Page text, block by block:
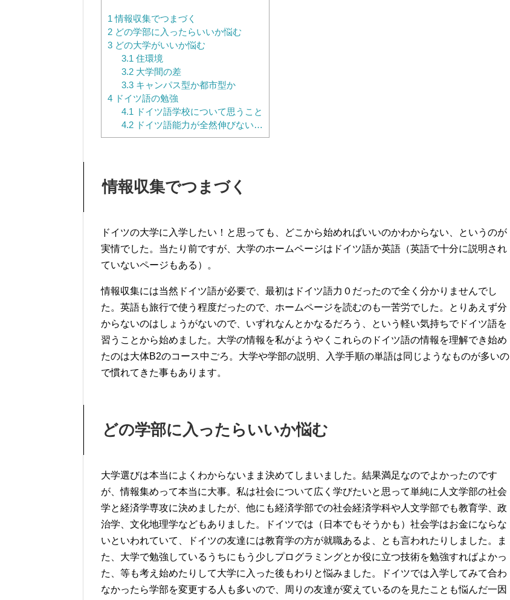
1 情報収集でつまづく
2 どの学部に入ったらいいか悩む
3 どの大学がいいか悩む
3.1 住環境
3.2大学間の差
3.3キャンパス型か都市型か
4 ドイツ語の勉強
4.1 ドイツ語学校について思うこと
4.2ドイツ語能力が全然伸びない…
情報収集でつまづく
ドイツの大学に入学したい！と思っても、どこから始めればいいのかわからない、というのが
実情でした。当たり前ですが、大学のホームページはドイツ語か英語（英語で十分に説明され
ていないページもある）。
情報収集には当然ドイツ語が必要で、最初はドイツ語力０だったので全く分かりませんでし
た。英語も旅行で使う程度だったので、ホームページを読むのも一苦労でした。とりあえず分
からないのはしょうがないので、いずれなんとかなるだろう、という軽い気持ちでドイツ語を
習うことから始めました。大学の情報を私がようやくこれらのドイツ語の情報を理解でき始め
たのは大体B2のコース中ごろ。大学や学部の説明、入学手順の単語は同じようなものが多いの
で慣れてきた事もあります。
どの学部に入ったらいいか悩む
大学選びは本当によくわからないまま決めてしまいました。結果満足なのでよかったのです
が、情報集めって本当に大事。私は社会について広く学びたいと思って単純に人文学部の社会
学と経済学専攻に決めましたが、他にも経済学部での社会経済学科や人文学部でも教育学、政
治学、文化地理学などもありました。ドイツでは（日本でもそうかも）社会学はお金にならな
いといわれていて、ドイツの友達には教育学の方が就職あるよ、とも言われたりしました。ま
た、大学で勉強しているうちにもう少しプログラミングとか役に立つ技術を勉強すればよかっ
た、等も考え始めたりして大学に入った後もわりと悩みました。ドイツでは入学してみて合わ
なかったら学部を変更する人も多いので、周りの友達が変えているのを見たことも悩んだ一因